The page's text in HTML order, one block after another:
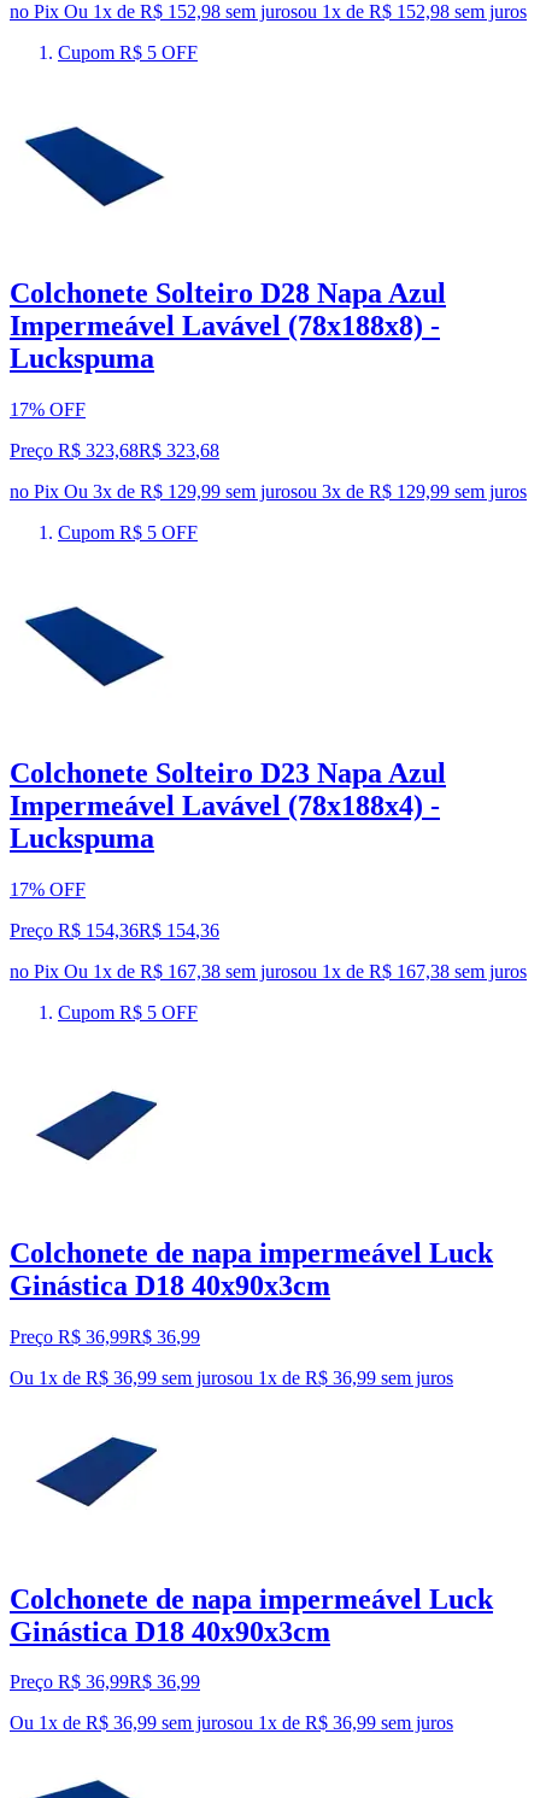
no Pix Ou 1x de R$ 152,98 sem jurosou 1x de R$ 152,98 sem juros
Cupom R$ 5 OFF
Colchonete Solteiro D28 Napa Azul
Impermeável Lavável (78x188x8) -
Luckspuma
17% OFF
Preço R$ 323,68R$ 323,68
no Pix Ou 3x de R$ 129,99 sem jurosou 3x de R$ 129,99 sem juros
Cupom R$ 5 OFF
Colchonete Solteiro D23 Napa Azul
Impermeável Lavável (78x188x4) -
Luckspuma
17% OFF
Preço R$ 154,36R$ 154,36
no Pix Ou 1x de R$ 167,38 sem jurosou 1x de R$ 167,38 sem juros
Cupom R$ 5 OFF
Colchonete de napa impermeável Luck
Ginástica D18 40x90x3cm
Preço R$ 36,99R$ 36,99
Ou 1x de R$ 36,99 sem jurosou 1x de R$ 36,99 sem juros
Colchonete de napa impermeável Luck
Ginástica D18 40x90x3cm
Preço R$ 36,99R$ 36,99
Ou 1x de R$ 36,99 sem jurosou 1x de R$ 36,99 sem juros